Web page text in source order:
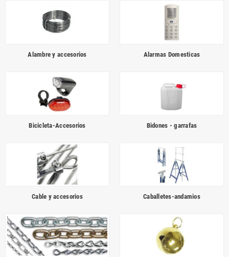
Alambre y accesorios Alarmas Domesticas
Bicicleta-Accesorios Bidones - garrafas
Cable y accesorios Caballetes-andamios